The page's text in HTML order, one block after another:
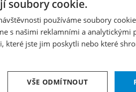
soubory cookie.
používáme soubory
s našimi reklamními a analytickými
jste jim poskytli nebo které
VŠE ODMÍTNOUT